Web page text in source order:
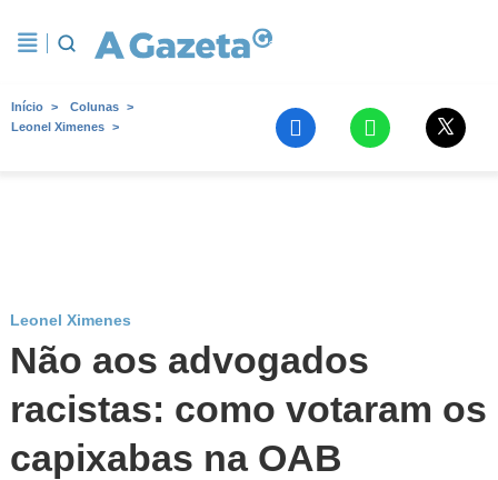
Início
Colunas
Leonel Ximenes
Leonel Ximenes
Não aos advogados
racistas: como votaram os
capixabas na OAB